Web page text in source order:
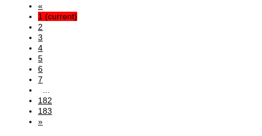
«
1 (current)
2
3
4
5
6
7
182
183
»